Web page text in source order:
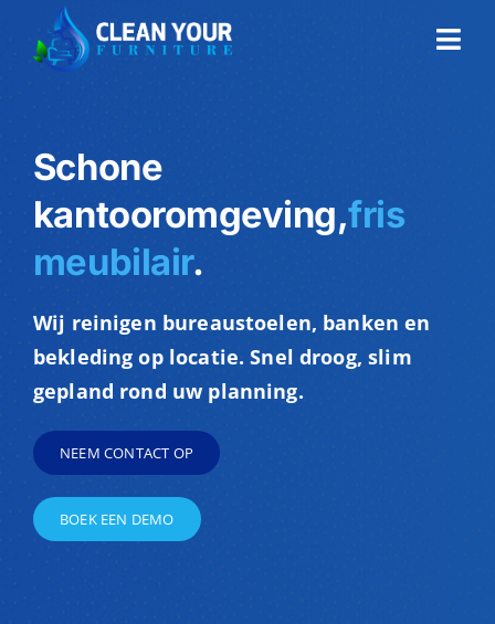
Over ons
Sectoren
Demo
Offerte
Contact
Schone
kantooromgeving,fris
meubilair.
Wij reinigen bureaustoelen, banken en
bekleding op locatie. Snel droog, slim
gepland rond uw planning.
NEEM CONTACT OP
BOEK EEN DEMO